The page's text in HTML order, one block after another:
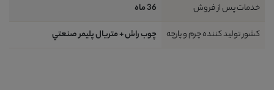
خدمات پس از فروش
36 ماه
کشور تولید کننده چرم و پارچه
چوب راش + متريال پليمر صنعتي